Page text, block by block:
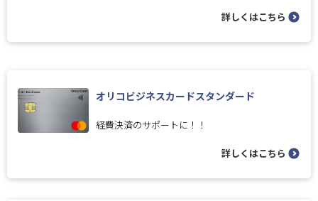
詳しくはこちら
オリコビジネスカードスタンダード
経費決済のサポートに！！
詳しくはこちら